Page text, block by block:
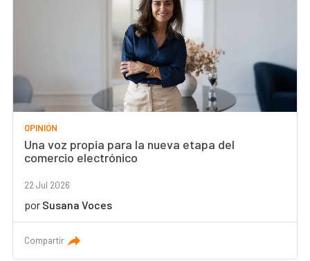
OPINIÓN
Una voz propia para la nueva etapa del
comercio electrónico
22 Jul 2026
por Susana Voces
Compartir